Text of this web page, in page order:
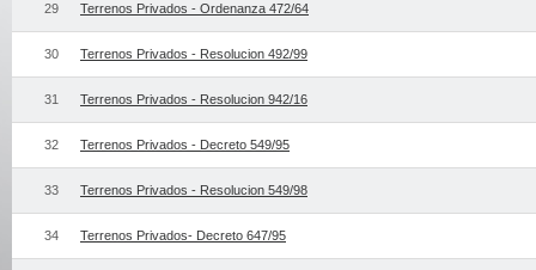
29 Terrenos Privados - Ordenanza 472/64
30 Terrenos Privados - Resolucion 492/99
31 Terrenos Privados - Resolucion 942/16
32 Terrenos Privados - Decreto 549/95
33 Terrenos Privados - Resolucion 549/98
34 Terrenos Privados- Decreto 647/95